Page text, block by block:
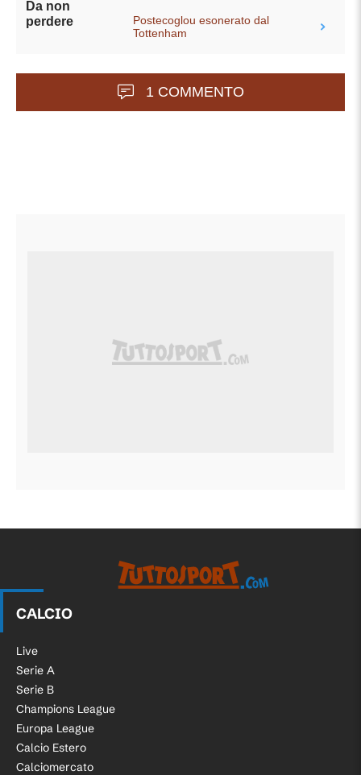
Da non
perdere
Postecoglou esonerato dal
Tottenham
1 COMMENTO
CALCIO
Live
Serie A
Serie B
Champions League
Europa League
Calcio Estero
Calciomercato